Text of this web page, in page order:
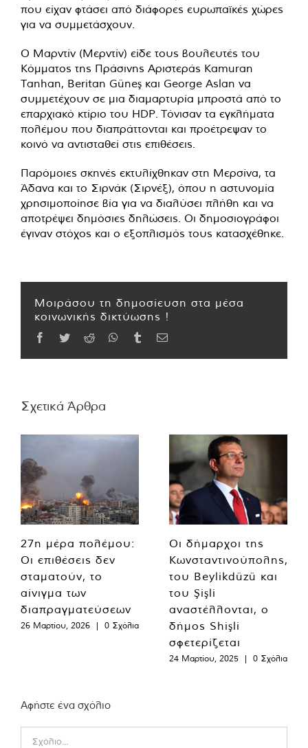
που είχαν φτάσει από διάφορες ευρωπαϊκές χώρες
για να συμμετάσχουν.
Ο Μαρντίν (Μερντίν) είδε τους βουλευτές του
Κόμματος της Πράσινης Αριστεράς Kamuran
Tanhan, Beritan Güneş και George Aslan να
συμμετέχουν σε μια διαμαρτυρία μπροστά από το
επαρχιακό κτίριο του HDP. Τόνισαν τα εγκλήματα
πολέμου που διαπράττονται και προέτρεψαν το
κοινό να αντισταθεί στις επιθέσεις.
Παρόμοιες σκηνές εκτυλίχθηκαν στη Μερσίνα, τα
Άδανα και το Σιρνάκ (Σιρνέξ), όπου η αστυνομία
χρησιμοποίησε βία για να διαλύσει πλήθη και να
αποτρέψει δημόσιες δηλώσεις. Οι δημοσιογράφοι
έγιναν στόχος και ο εξοπλισμός τους κατασχέθηκε.
Μοιράσου τη δημοσίευση στα μέσα
κοινωνικής δικτύωσης !
Facebook
TwitterReddit WhatsApp
TumblrEmail
Σχετικά Άρθρα
27η μέρα πολέμου:
Οι επιθέσεις δεν
σταματούν, το
αίνιγμα των
διαπραγματεύσεων
26 Μαρτίου, 2026 | 0 Σχόλια
Οι δήμαρχοι της
Κωνσταντινούπολης,
του Beylikdüzü και
του Şişli
αναστέλλονται, ο
δήμος Shişli
σφετερίζεται
24 Μαρτίου, 2025 | 0 Σχόλια
Αφήστε ένα σχόλιο